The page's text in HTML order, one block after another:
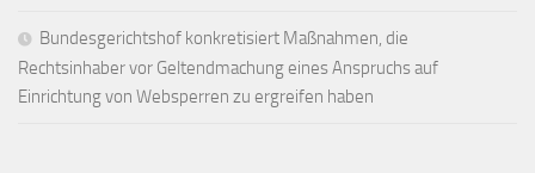
Bundesgerichtshof konkretisiert Maßnahmen, die
Rechtsinhaber vor Geltendmachung eines Anspruchs auf
Einrichtung von Websperren zu ergreifen haben